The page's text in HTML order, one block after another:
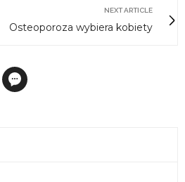
NEXT ARTICLE
Osteoporoza wybiera kobiety